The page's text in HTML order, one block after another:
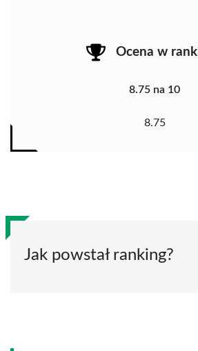
Ocena w
8.75 na 10
8.75
Jak powstał ranking?